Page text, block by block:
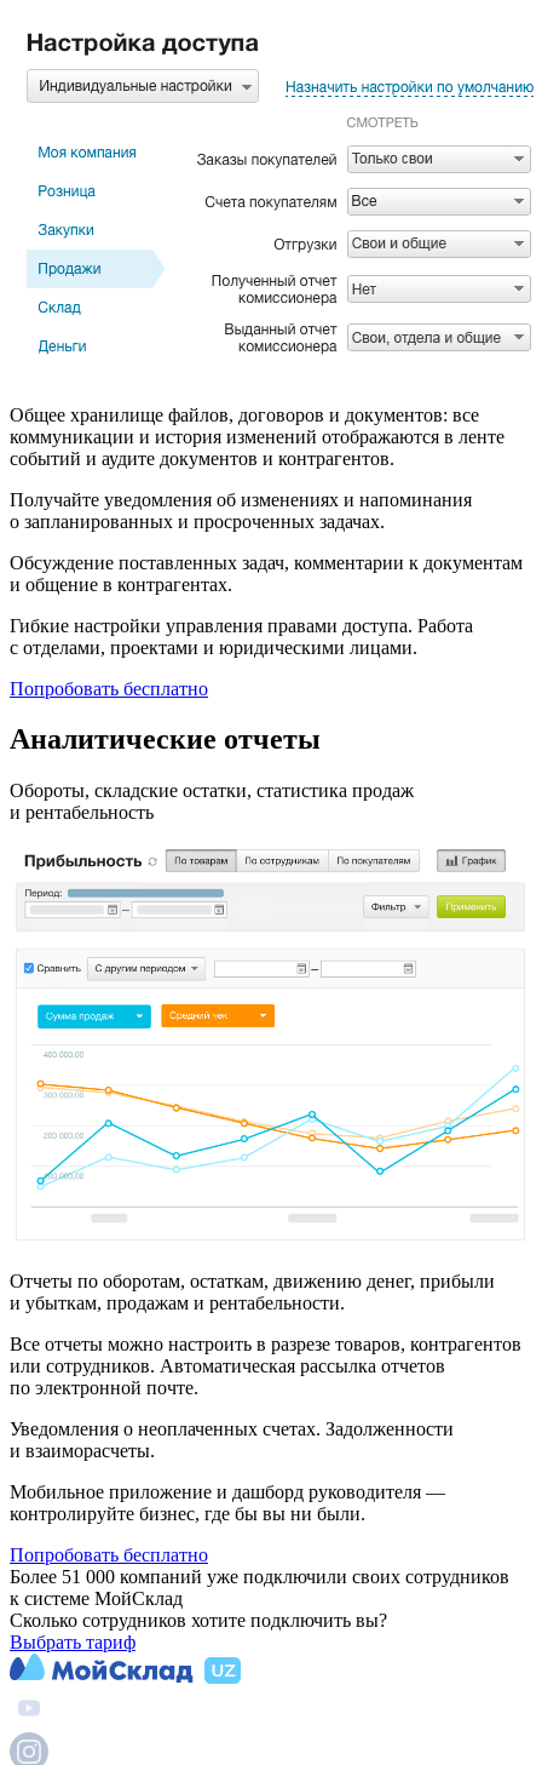
Общее хранилище файлов, договоров и документов: все
коммуникации и история изменений отображаются в ленте
событий и аудите документов и контрагентов.
Получайте уведомления об изменениях и напоминания
о запланированных и просроченных задачах.
Обсуждение поставленных задач, комментарии к документам
и общение в контрагентах.
Гибкие настройки управления правами доступа. Работа
с отделами, проектами и юридическими лицами.
Попробовать бесплатно
Аналитические отчеты
Обороты, складские остатки, статистика продаж
и рентабельность
Отчеты по оборотам, остаткам, движению денег, прибыли
и убыткам, продажам и рентабельности.
Все отчеты можно настроить в разрезе товаров, контрагентов
или сотрудников. Автоматическая рассылка отчетов
по электронной почте.
Уведомления о неоплаченных счетах. Задолженности
и взаиморасчеты.
Мобильное приложение и дашборд руководителя —
контролируйте бизнес, где бы вы ни были.
Попробовать бесплатно
Более 51 000 компаний уже подключили своих сотрудников
к системе МойСклад
Сколько сотрудников хотите подключить вы?
Выбрать тариф